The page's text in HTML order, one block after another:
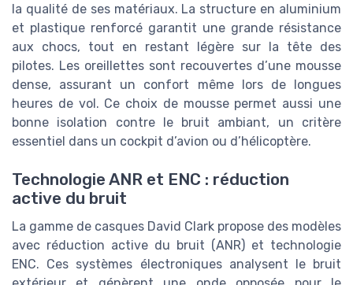
la qualité de ses matériaux. La structure en aluminium
et plastique renforcé garantit une grande résistance
aux chocs, tout en restant légère sur la tête des
pilotes. Les oreillettes sont recouvertes d’une mousse
dense, assurant un confort même lors de longues
heures de vol. Ce choix de mousse permet aussi une
bonne isolation contre le bruit ambiant, un critère
essentiel dans un cockpit d’avion ou d’hélicoptère.
Technologie ANR et ENC : réduction
active du bruit
La gamme de casques David Clark propose des modèles
avec réduction active du bruit (ANR) et technologie
ENC. Ces systèmes électroniques analysent le bruit